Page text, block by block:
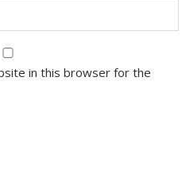
in this browser for the